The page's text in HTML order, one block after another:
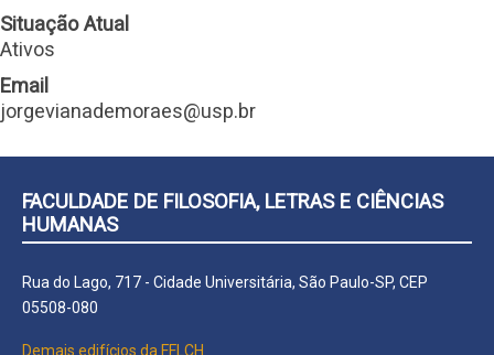
Situação Atual
Ativos
Email
jorgevianademoraes@usp.br
FACULDADE DE FILOSOFIA, LETRAS E CIÊNCIAS
HUMANAS
Rua do Lago, 717 - Cidade Universitária, São Paulo-SP, CEP
05508-080
Demais edifícios da FFLCH